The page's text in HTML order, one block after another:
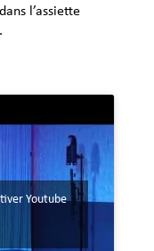
l’assiette
Youtube